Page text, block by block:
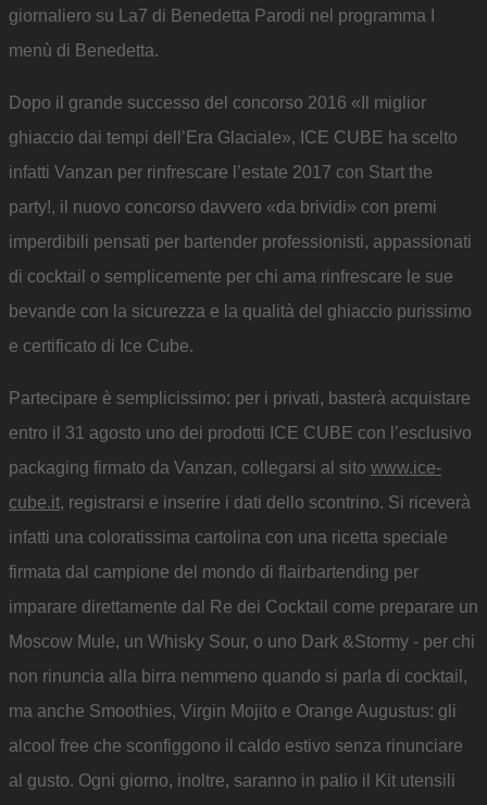
giornaliero su La7 di Benedetta Parodi nel programma I
menù di Benedetta.
Dopo il grande successo del concorso 2016 «Il miglior
ghiaccio dai tempi dell’Era Glaciale», ICE CUBE ha scelto
infatti Vanzan per rinfrescare l’estate 2017 con Start the
party!, il nuovo concorso davvero «da brividi» con premi
imperdibili pensati per bartender professionisti, appassionati
di cocktail o semplicemente per chi ama rinfrescare le sue
bevande con la sicurezza e la qualità del ghiaccio purissimo
e certificato di Ice Cube.
Partecipare è semplicissimo: per i privati, basterà acquistare
entro il 31 agosto uno dei prodotti ICE CUBE con l’esclusivo
packaging firmato da Vanzan, collegarsi al sito www.ice-
cube.it, registrarsi e inserire i dati dello scontrino. Si riceverà
infatti una coloratissima cartolina con una ricetta speciale
firmata dal campione del mondo di flairbartending per
imparare direttamente dal Re dei Cocktail come preparare un
Moscow Mule, un Whisky Sour, o uno Dark &Stormy - per chi
non rinuncia alla birra nemmeno quando si parla di cocktail,
ma anche Smoothies, Virgin Mojito e Orange Augustus: gli
alcool free che sconfiggono il caldo estivo senza rinunciare
al gusto. Ogni giorno, inoltre, saranno in palio il Kit utensili